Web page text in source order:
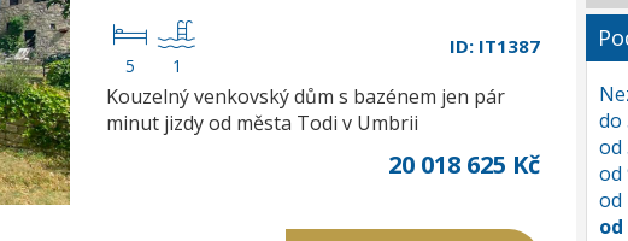
5 1
ID: IT1387
Kouzelný venkovský dům s bazénem jen pár
minut jizdy od města Todi v Umbrii
20 018 625 Kč
do
od
od
od
od